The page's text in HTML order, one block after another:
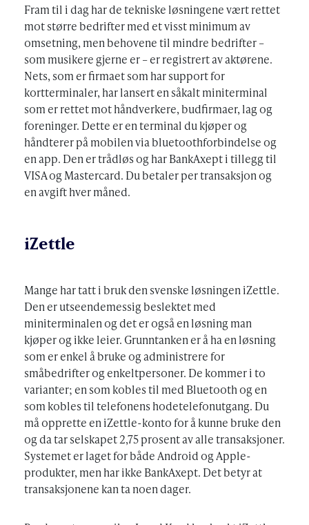
Fram til i dag har de tekniske løsningene vært rettet
mot større bedrifter med et visst minimum av
omsetning, men behovene til mindre bedrifter –
som musikere gjerne er – er registrert av aktørene.
Nets, som er firmaet som har support for
kortterminaler, har lansert en såkalt miniterminal
som er rettet mot håndverkere, budfirmaer, lag og
foreninger. Dette er en terminal du kjøper og
håndterer på mobilen via bluetoothforbindelse og
en app. Den er trådløs og har BankAxept i tillegg til
VISA og Mastercard. Du betaler per transaksjon og
en avgift hver måned.
iZettle
Mange har tatt i bruk den svenske løsningen iZettle.
Den er utseendemessig beslektet med
miniterminalen og det er også en løsning man
kjøper og ikke leier. Grunntanken er å ha en løsning
som er enkel å bruke og administrere for
småbedrifter og enkeltpersoner. De kommer i to
varianter; en som kobles til med Bluetooth og en
som kobles til telefonens hodetelefonutgang. Du
må opprette en iZettle-konto for å kunne bruke den
og da tar selskapet 2,75 prosent av alle transaksjoner.
Systemet er laget for både Android og Apple-
produkter, men har ikke BankAxept. Det betyr at
transaksjonene kan ta noen dager.